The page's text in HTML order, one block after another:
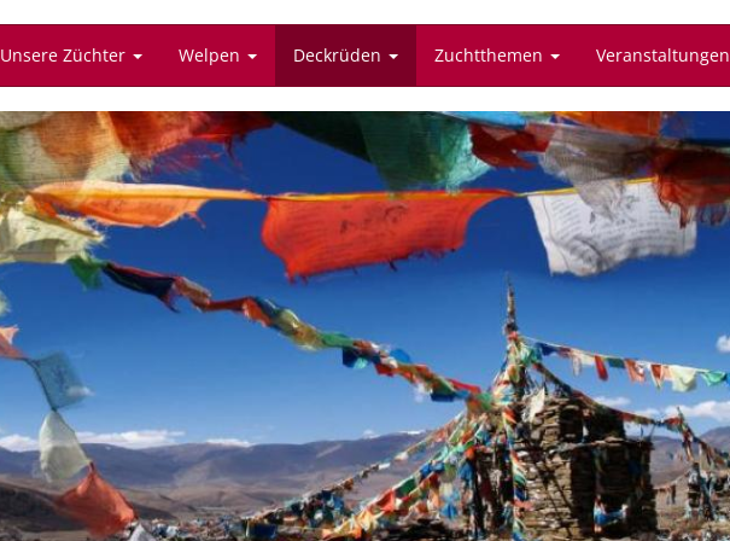
Unsere Züchter Welpen Deckrüden Zuchtthemen Veranstaltungen